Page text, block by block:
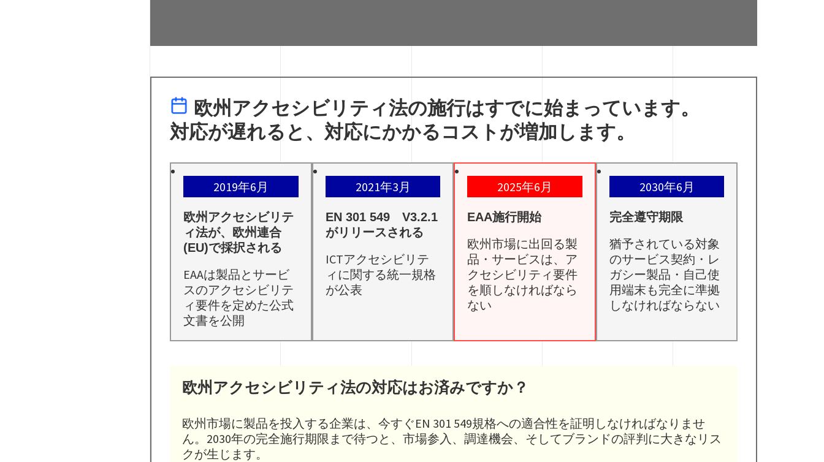
欧州アクセシビリティ法の施行はすでに始まっています。
対応が遅れると、対応にかかるコストが増加します。
2019年6月
欧州アクセシビリテ
ィ法が、欧州連合
(EU)で採択される
EAAは製品とサービ
スのアクセシビリテ
ィ要件を定めた公式
文書を公開
2021年3月
EN 301 549 V3.2.1
がリリースされる
ICTアクセシビリテ
ィに関する統一規格
が公表
2025年6月
EAA施行開始
欧州市場に出回る製
品・サービスは、ア
クセシビリティ要件
を順しなければなら
ない
2030年6月
完全遵守期限
猶予されている対象
のサービス契約・レ
ガシー製品・自己使
用端末も完全に準拠
しなければならない
欧州アクセシビリティ法の対応はお済みですか？
欧州市場に製品を投入する企業は、今すぐEN 301 549規格への適合性を証明しなければなりませ
ん。2030年の完全施行期限まで待つと、市場参入、調達機会、そしてブランドの評判に大きなリス
クが生じます。